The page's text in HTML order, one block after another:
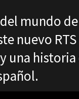
mundo
nuevo RTS
una